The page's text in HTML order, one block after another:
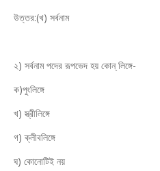
উত্তর:(খ) সর্বনাম
২) সর্বনাম পদের রূপভেদ হয় কোন্ লিঙ্গে-
ক)পুংলিঙ্গে
খ) স্ত্রীলিঙ্গে
গ) ক্লীবলিঙ্গে
ঘ) কোনোটিই নয়